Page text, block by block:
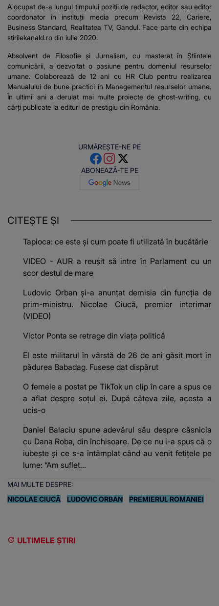
A ocupat de-a lungul timpului poziții de redactor, editor sau editor
coordonator în instituții media precum Revista 22, Cariere,
Business Standard, Realitatea TV, Gandul. Face parte din echipa
stirilekanald.ro din iulie 2020.
Absolvent de Filosofie și Jurnalism, cu masterat în Știintele
comunicării, a dezvoltat o pasiune pentru domeniul resurselor
umane. Colaborează de 12 ani cu HR Club pentru realizarea
Manualului de bune practici în Managementul resurselor umane.
În ultimii ani a derulat mai multe proiecte de ghost-writing, cu
cărți publicate la edituri de prestigiu din România.
URMĂREȘTE-NE PE
ABONEAZĂ-TE PE
CITEȘTE ȘI
Tapioca: ce este și cum poate fi utilizată în bucătărie
VIDEO - AUR a reușit să intre în Parlament cu un
scor destul de mare
Ludovic Orban și-a anunțat demisia din funcţia de
prim-ministru. Nicolae Ciucă, premier interimar
(VIDEO)
Victor Ponta se retrage din viața politică
El este militarul în vârstă de 26 de ani găsit mort în
pădurea Babadag. Fusese dat dispărut
O femeie a postat pe TikTok un clip în care a spus ce
a aflat despre soțul ei. După câteva zile, acesta a
ucis-o
Daniel Balaciu spune adevărul său despre căsnicia
cu Dana Roba, din închisoare. De ce nu i-a spus că o
iubește și ce s-a întâmplat când au venit fetițele pe
lume: “Am suflet...
MAI MULTE DESPRE:
NICOLAE CIUCĂ
LUDOVIC ORBAN PREMIERUL ROMANIEI
ULTIMELE ȘTIRI